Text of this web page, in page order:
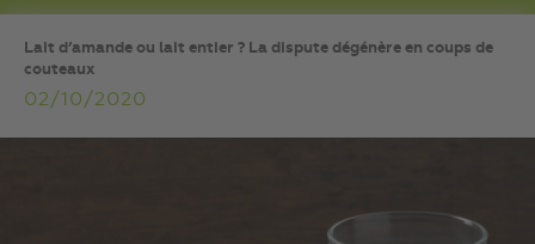
Lait d’amande ou lait entier ? La dispute dégénère en coups de
couteaux
02/10/2020